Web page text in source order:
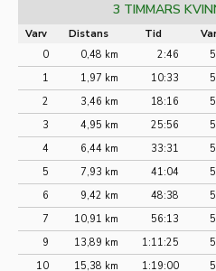
3 TIMMARS
Varv Distans Tid
0
0,48 km 2:46
1
1,97 km 10:33
2
3,46 km 18:16
3
4,95 km 25:56
4
6,44 km 33:31
5
7,93 km 41:04
6
9,42 km 48:38
7
10,91 km 56:13
9
13,89 km 1:11:25
10
15,38 km 1:19:00